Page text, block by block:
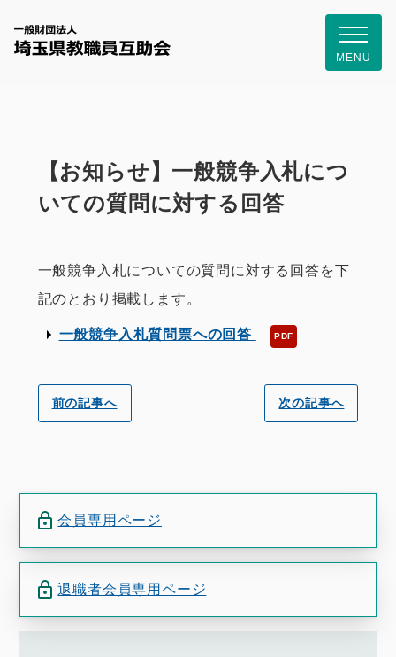
一般財団
MENU
【お知らせ】一般競争入札につ
いての質問に対する回答
一般競争入札についての質問に対する回答を下
記のとおり掲載します。
一般競争入札質問票への回答
前の記事へ 次の記事へ
会員専用ページ
退職者会員専用ページ